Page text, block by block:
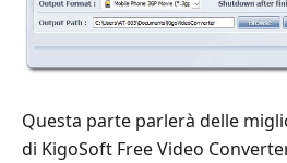
Questa parte parlerà delle
di KigoSoft Free Video